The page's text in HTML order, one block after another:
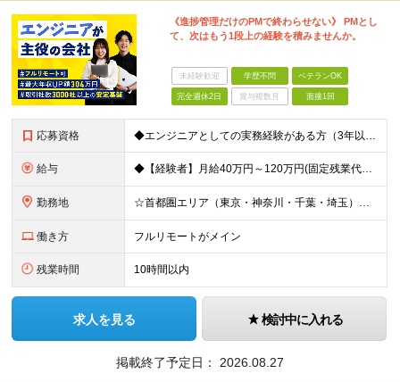
《進捗管理だけのPMで終わらせない》 PMとし
て、次はもう1段上の経験を積みませんか。
未経験歓迎 学歴不問 ベテランOK
完全週休2日 賞与複数月 面接1回
応募資格 ◆エンジニアとしての実務経験がある方（3年以上） └システムやアプリの設計・開発、インフラ設計・構築の経験のある方を想定 ◆マネジメント経験は不問 ◆学歴不問／ブランクOK 【こんな方も歓迎です！】
給与 ◆【経験者】月給40万円～120万円(固定残業代含む)+各種手当 ※月30時間（76,000円～）の固定残業代を含みます。 ※上記を超える時間外労働分は追加で支給。 ※6ヶ月の試用期間あり（条件に変動
勤務地 ☆首都圏エリア（東京・神奈川・千葉・埼玉）・名古屋・大阪・福岡を中心とした全国各地のプロジェクト先に参画いただきます。 ※希望をヒアリングした上で決定します ☆全国各地からフルリモートOK 【本社】
働き方 フルリモートがメイン
残業時間 10時間以内
求人を見る 検討中に入れる
掲載終了予定日： 2026.08.27